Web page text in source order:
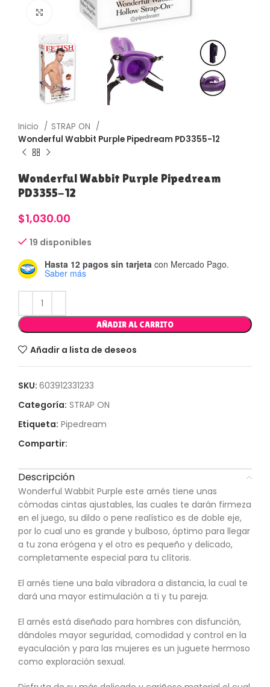
Haga Click para agrandar
Inicio
STRAP ON
Wonderful Wabbit Purple Pipedream PD3355-12
Wonderful Wabbit Purple Pipedream
PD3355-12
$1,030.00
19 disponibles
Hasta 12 pagos sin tarjeta con Mercado Pago.
Saber más
AÑADIR AL CARRITO
Añadir a lista de deseos
SKU: 603912331233
Categoría: STRAP ON
Etiqueta: Pipedream
Compartir:
Descripción
Wonderful Wabbit Purple este arnés tiene unas
cómodas cintas ajustables, las cuales te darán firmeza
en el juego, su dildo o pene realístico es de doble eje,
por lo cual uno es grande y bulboso, óptimo para llegar
a tu zona erógena y el otro es pequeño y delicado,
completamente especial para tu clítoris.
El arnés tiene una bala vibradora a distancia, la cual te
dará una mayor estimulación a ti y tu pareja.
El arnés está diseñado para hombres con disfunción,
dándoles mayor seguridad, comodidad y control en la
eyaculación y para las mujeres es un juguete hermoso
como exploración sexual.